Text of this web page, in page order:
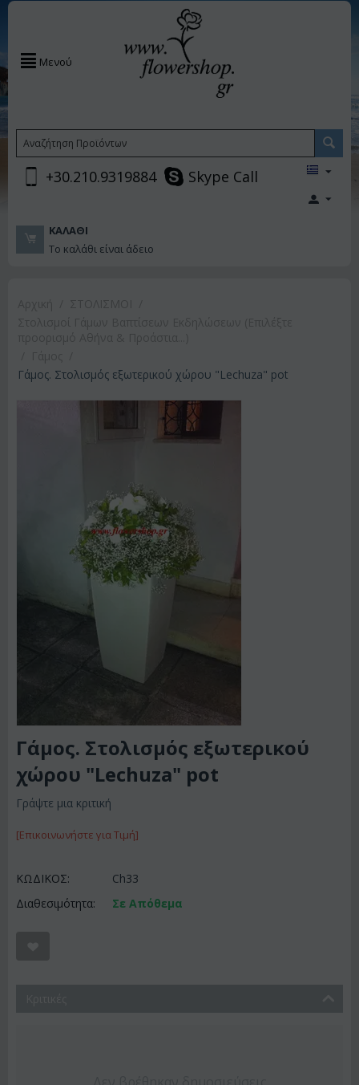
Μενού
+30.210.9319884 Skype Call
ΚΑΛΆΘΙ
Το καλάθι είναι άδειο
Γάμος. Στολισμός εξωτερικού χώρου "Lechuza" pot
Γάμος. Στολισμός εξωτερικού
χώρου "Lechuza" pot
Γράψτε μια κριτική
[Επικοινωνήστε για Τιμή]
ΚΩΔΙΚΟΣ:
Ch33
Διαθεσιμότητα:
Σε Απόθεμα